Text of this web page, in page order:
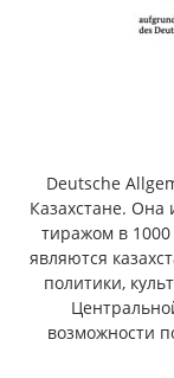
Deutsche
Казахстане. Она
тиражом в
являются
политики,
возможности